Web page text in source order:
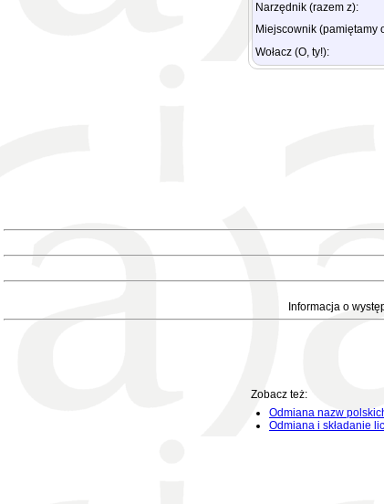
Narzędnik (razem z):
Miejscownik (pamiętamy
Wołacz (O, ty!):
Informacja o
Zobacz też:
Odmiana nazw
Odmiana i składanie